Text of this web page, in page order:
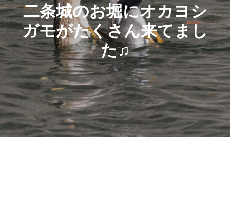
二条城のお堀にオカヨシ
ガモがたくさん来てまし
た♫